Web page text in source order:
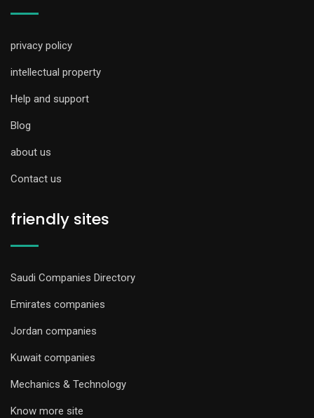
privacy policy
intellectual property
Help and support
Blog
about us
Contact us
friendly sites
Saudi Companies Directory
Emirates companies
Jordan companies
Kuwait companies
Mechanics & Technology
Know more site